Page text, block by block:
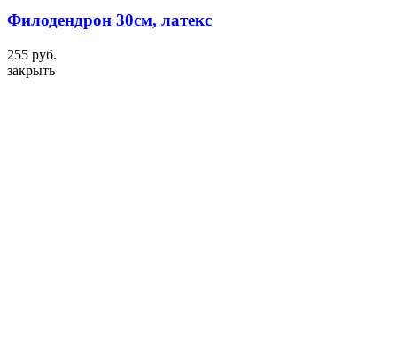
Филодендрон 30см, латекс
255 руб.
закрыть